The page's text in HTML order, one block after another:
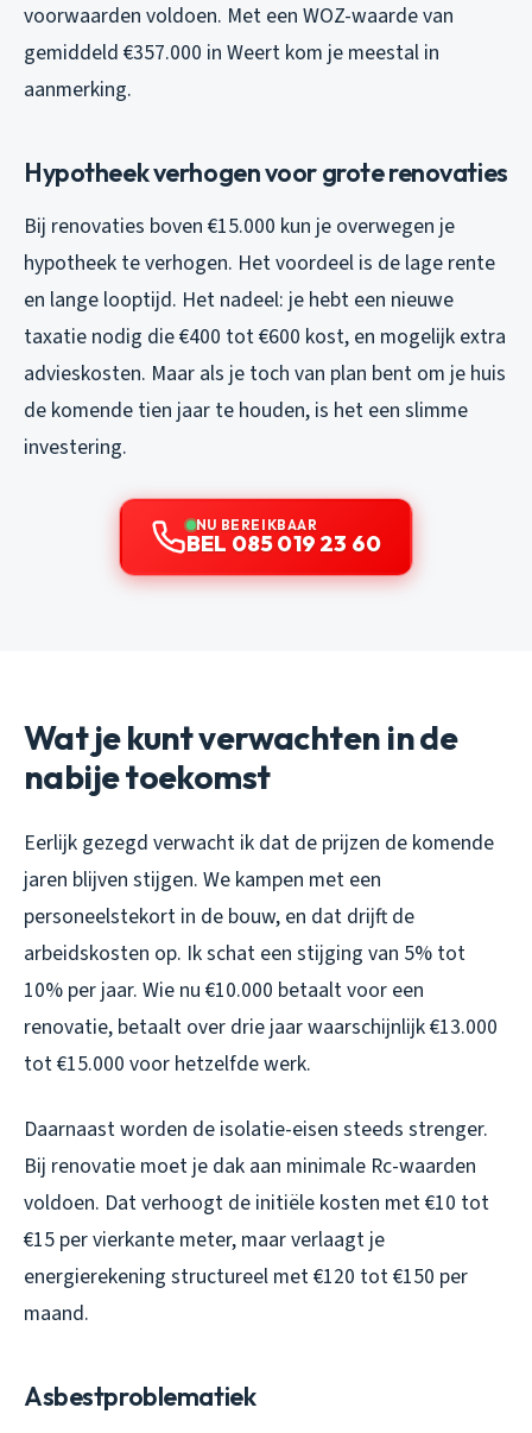
voorwaarden voldoen. Met een WOZ-waarde van
gemiddeld €357.000 in Weert kom je meestal in
aanmerking.
Hypotheek verhogen voor grote renovaties
Bij renovaties boven €15.000 kun je overwegen je
hypotheek te verhogen. Het voordeel is de lage rente
en lange looptijd. Het nadeel: je hebt een nieuwe
taxatie nodig die €400 tot €600 kost, en mogelijk extra
advieskosten. Maar als je toch van plan bent om je huis
de komende tien jaar te houden, is het een slimme
investering.
NU BEREIKBAAR
BEL 085 019 23 60
Wat je kunt verwachten in de
nabije toekomst
Eerlijk gezegd verwacht ik dat de prijzen de komende
jaren blijven stijgen. We kampen met een
personeelstekort in de bouw, en dat drijft de
arbeidskosten op. Ik schat een stijging van 5% tot
10% per jaar. Wie nu €10.000 betaalt voor een
renovatie, betaalt over drie jaar waarschijnlijk €13.000
tot €15.000 voor hetzelfde werk.
Daarnaast worden de isolatie-eisen steeds strenger.
Bij renovatie moet je dak aan minimale Rc-waarden
voldoen. Dat verhoogt de initiële kosten met €10 tot
€15 per vierkante meter, maar verlaagt je
energierekening structureel met €120 tot €150 per
maand.
Asbestproblematiek